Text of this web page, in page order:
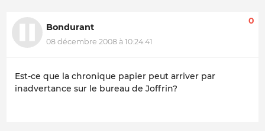
Bondurant
08 décembre 2008 à 10:24:41
0
Est-ce que la chronique papier peut arriver par
inadvertance sur le bureau de Joffrin?